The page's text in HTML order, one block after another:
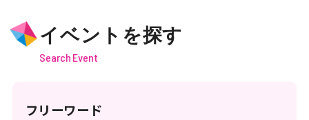
イベントを探す
Search Event
フリーワード